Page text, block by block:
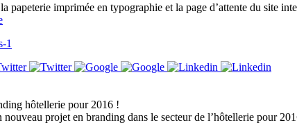
papeterie imprimée en typographie et la page d’attente du site
hôtellerie pour 2016 !
projet en branding dans le secteur de l’hôtellerie pour